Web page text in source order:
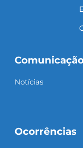
Notícias
Ocorrências